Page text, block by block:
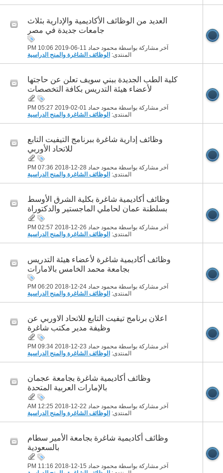
العديد من الوظائف الأكاديمية والإدارية بثلاث
جامعات جديدة في مصر
آخر مشاركة بواسطة محمود حماد 11-06-2019
10:06 PM
المنتدى: الوظائف الشاغرة والمنح الدراسية
كلية الطب الجديدة ببني سويف تعلن عن حاجتها
لأعضاء هيئة التدريس بكافة التخصصات
آخر مشاركة بواسطة محمود حماد 01-02-2019
05:27 PM
المنتدى: الوظائف الشاغرة والمنح الدراسية
وظائف إدارية شاغرة ببرنامج التيفيت التابع
للاتحاد الأوربي
آخر مشاركة بواسطة محمود حماد 28-12-2018
07:36 PM
المنتدى: الوظائف الشاغرة والمنح الدراسية
وظائف أكاديمية شاغرة بكلية الشرق الأوسط
بسلطنة عمان لحاملي الماجستير والدكتوراة
آخر مشاركة بواسطة محمود حماد 26-12-2018
02:57 PM
المنتدى: الوظائف الشاغرة والمنح الدراسية
وظائف أكاديمية شاغرة لأعضاء هيئة التدريس
بجامعة محمد الخامس بالامارات
آخر مشاركة بواسطة محمود حماد 24-12-2018
06:20 PM
المنتدى: الوظائف الشاغرة والمنح الدراسية
اعلان برنامج تيفيت التابع للاتحاد الاوربي عن
وظيفة مدير مكتب شاغرة
آخر مشاركة بواسطة محمود حماد 23-12-2018
09:34 PM
المنتدى: الوظائف الشاغرة والمنح الدراسية
وظائف أكاديمية شاغرة بجامعة عجمان
بالإمارات العربية المتحدة
آخر مشاركة بواسطة محمود حماد 22-12-2018
12:25 AM
المنتدى: الوظائف الشاغرة والمنح الدراسية
وظائف أكاديمية شاغرة بجامعة الأمير سطام
بالسعودية
آخر مشاركة بواسطة محمود حماد 15-12-2018
11:16 PM